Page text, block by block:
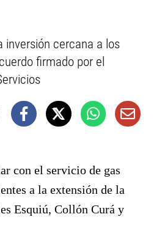
inversión cercana a los
firmado por el
con el servicio de gas
a la extensión de la
Esquiú, Collón Curá y